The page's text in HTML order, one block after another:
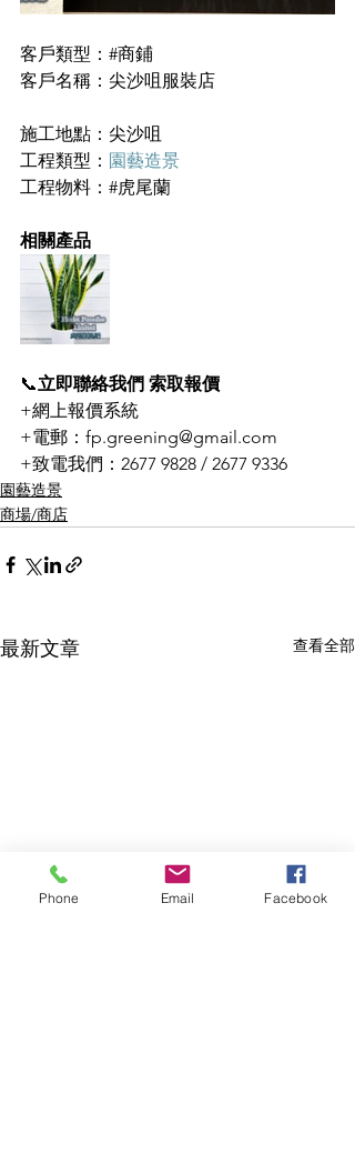
客戶類型：#商鋪
客戶名稱：尖沙咀服裝店
施工地點：尖沙咀
工程類型： 園藝造景
工程物料：#虎尾蘭
相關產品
📞立即聯絡我們 索取報價
+網上報價系統
+電郵：fp.greening@gmail.com
+致電我們：2677 9828 / 2677 9336
園藝造景
商場/商店
最新文章 查看全部
Phone Email Facebook